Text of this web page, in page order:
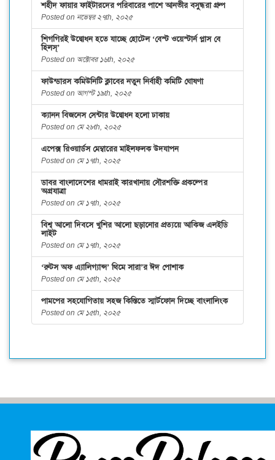
শহীদ ফায়ার ফাইটারদের পরিবারের পাশে আনভীর বসুন্ধরা গ্রুপ
Posted on নভেম্বর ২৭th, ২০২৫
শিগগিরই উদ্বোধন হতে যাচ্ছে হোটেল ‘বেস্ট ওয়েস্টার্ন প্লাস বে
হিলস্’
Posted on অক্টোবর ১৬th, ২০২৫
ফাউন্ডারস কমিউনিটি ক্লাবের নতুন নির্বাহী কমিটি ঘোষণা
Posted on আগস্ট ১৯th, ২০২৫
ক্যানন বিজনেস সেন্টার উদ্বোধন হলো ঢাকায়
Posted on মে ২৮th, ২০২৫
এপেক্স রিওয়ার্ডস মেম্বারের মাইলফলক উদযাপন
Posted on মে ১৭th, ২০২৫
ডাবর বাংলাদেশের ধামরাই কারখানায় সৌরশক্তি প্রকল্পের
অগ্রযাত্রা
Posted on মে ১৭th, ২০২৫
বিশ্ব আলো দিবসে খুশির আলো ছড়ানোর প্রত্যয়ে আকিজ এলইডি
লাইট
Posted on মে ১৭th, ২০২৫
‘রুটস অফ এ্যালিগ্যান্স’ থিমে সারা’র ঈদ পোশাক
Posted on মে ১৫th, ২০২৫
পামপের সহযোগিতায় সহজ কিস্তিতে স্মার্টফোন দিচ্ছে বাংলালিংক
Posted on মে ১৫th, ২০২৫